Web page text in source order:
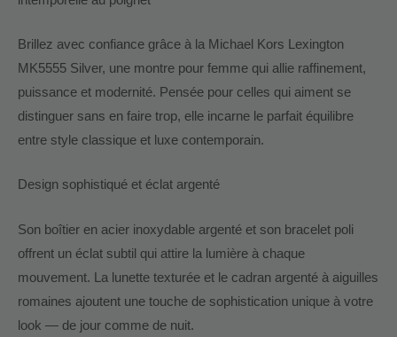
Brillez avec confiance grâce à la Michael Kors Lexington
MK5555 Silver, une montre pour femme qui allie raffinement,
puissance et modernité. Pensée pour celles qui aiment se
distinguer sans en faire trop, elle incarne le parfait équilibre
entre style classique et luxe contemporain.
Design sophistiqué et éclat argenté
Son boîtier en acier inoxydable argenté et son bracelet poli
offrent un éclat subtil qui attire la lumière à chaque
mouvement. La lunette texturée et le cadran argenté à aiguilles
romaines ajoutent une touche de sophistication unique à votre
look — de jour comme de nuit.